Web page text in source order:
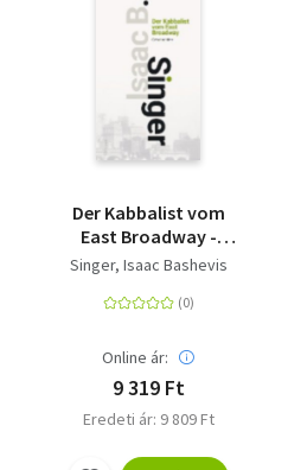
Der Kabbalist vom
East Broadway -
Geschichten
Singer, Isaac Bashevis
Online ár:
9 319 Ft
Eredeti ár: 9 809 Ft